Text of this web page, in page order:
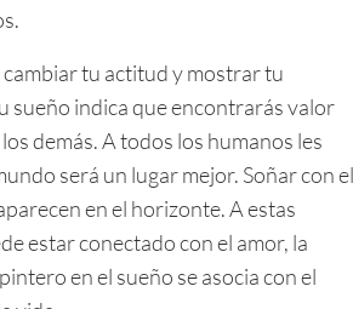
tu actitud y mostrar tu
sueño indica que encontrarás valor
demás. A todos los humanos les
será un lugar mejor. Soñar con el
en el horizonte. A estas
estar conectado con el amor, la
en el sueño se asocia con el